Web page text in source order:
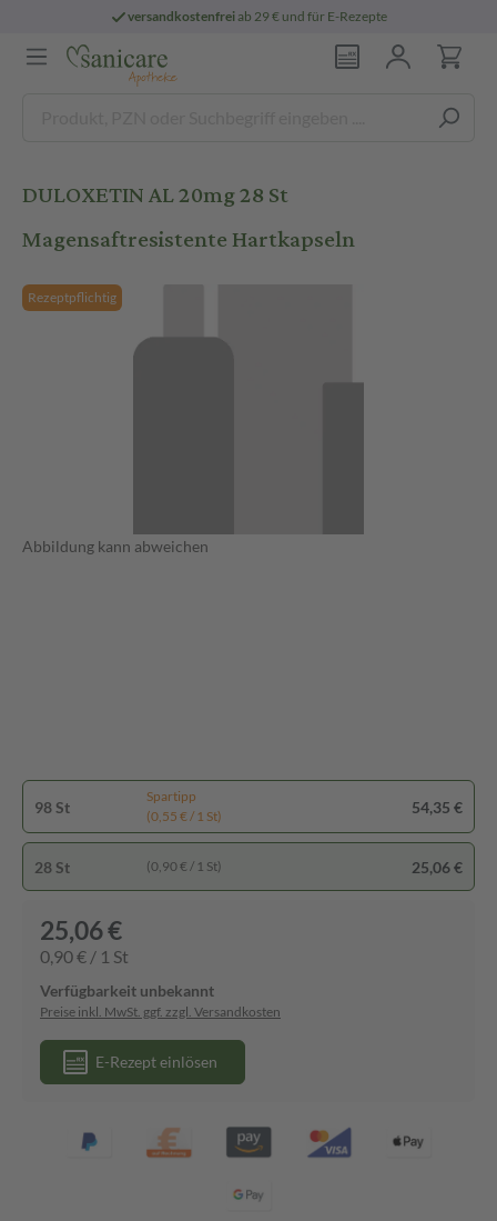
versandkostenfreiab 29 € und für E-Rezepte
DULOXETIN AL 20mg 28 St
Magensaftresistente Hartkapseln
Rezeptpflichtig
Abbildung kann abweichen
98 St
Spartipp
(0,55 € / 1 St)
54,35 €
28 St (0,90 € / 1 St) 25,06 €
25,06 €
0,90 € / 1 St
Verfügbarkeit unbekannt
Preise inkl. MwSt. ggf. zzgl. Versandkosten
E-Rezept einlösen